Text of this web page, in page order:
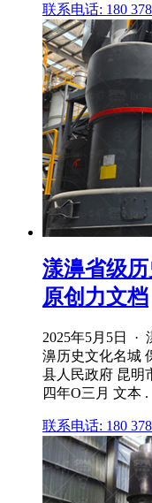
联系电话: 180
漾濞省级
原创力文档
2025年5月5日 ·
濞历史文化名城
县人民政府 昆明
四年Ο三月 文本 .
联系电话: 180